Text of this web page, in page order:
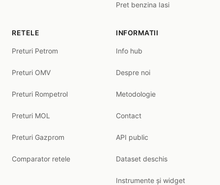
Pret benzina Iasi
RETELE
Preturi Petrom
Preturi OMV
Preturi Rompetrol
Preturi MOL
Preturi Gazprom
Comparator retele
INFORMATII
Info hub
Despre noi
Metodologie
Contact
API public
Dataset deschis
Instrumente și widget